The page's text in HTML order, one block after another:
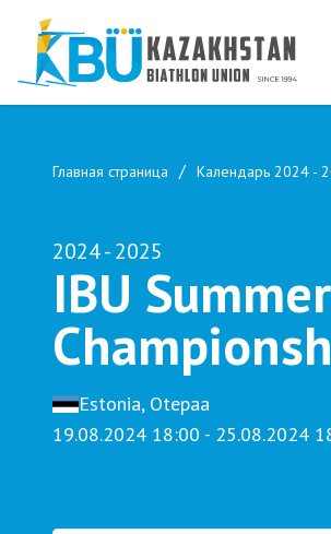
Главная страница Календарь 2024 -
2024 - 2025
IBU
Estonia, Otepaa
19.08.2024 18:00 - 25.08.2024